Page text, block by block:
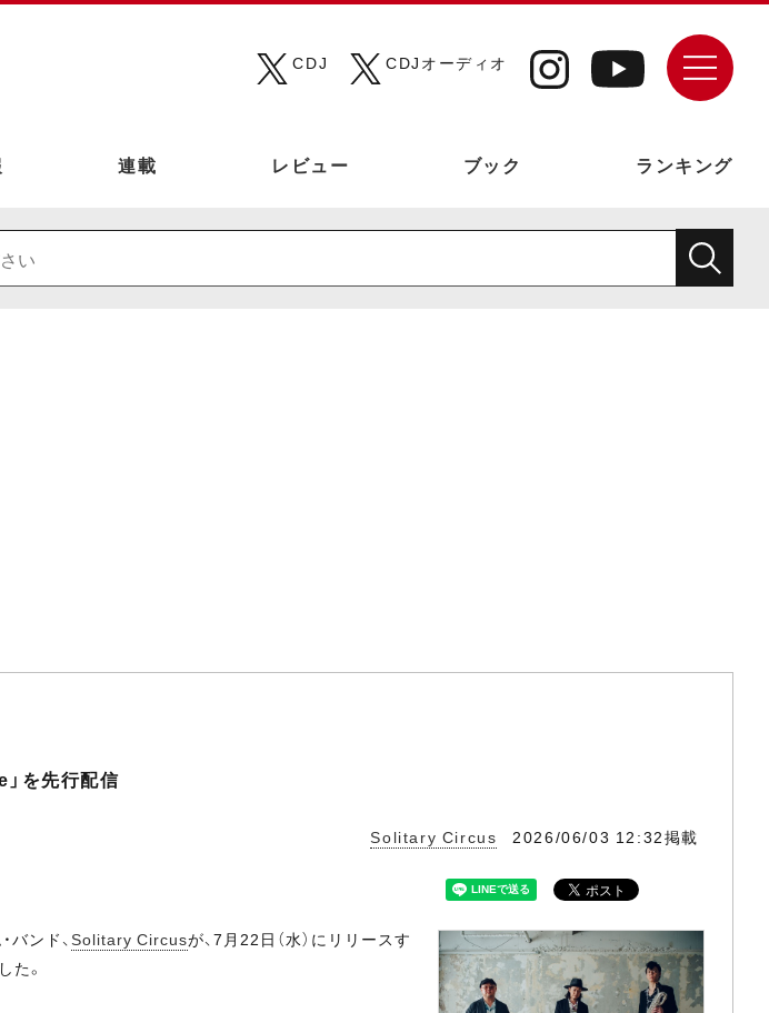
CDJ
CDJオーディオ
連載 レビュー ブック ランキング
を先行配信
Solitary Circus 2026/06/03 12:32掲載
バンド、Solitary Circusが、7月22日（水）にリリースす
た。